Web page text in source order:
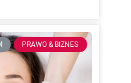
PRAWO & BIZNES